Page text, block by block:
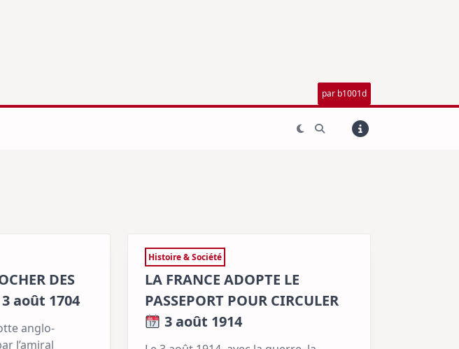
par b1001d
DES
3 août 1704
anglo-
l’amiral
Histoire & Société
LA FRANCE ADOPTE LE
PASSEPORT POUR CIRCULER
3 août 1914